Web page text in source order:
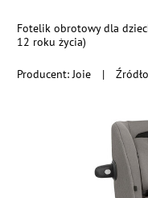
Producent:Joie |
Fotelik obrotowy dla
12 roku życia)